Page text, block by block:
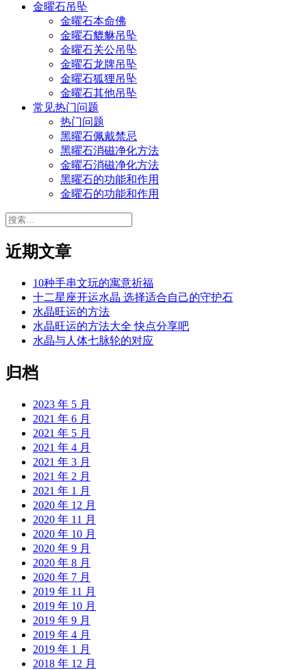
金曜石吊坠
金曜石本命佛
金曜石貔貅吊坠
金曜石关公吊坠
金曜石龙牌吊坠
金曜石狐狸吊坠
金曜石其他吊坠
常见热门问题
热门问题
黑曜石佩戴禁忌
黑曜石消磁净化方法
金曜石消磁净化方法
黑曜石的功能和作用
金曜石的功能和作用
搜
近期文章
10种手串文玩的寓意祈福
十二星座开运水晶 选择适合自己的守护石
水晶旺运的方法
水晶旺运的方法大全 快点分享吧
水晶与人体七脉轮的对应
归档
2023 年 5 月
2021 年 6 月
2021 年 5 月
2021 年 4 月
2021 年 3 月
2021 年 2 月
2021 年 1 月
2020 年 12 月
2020 年 11 月
2020 年 10 月
2020 年 9 月
2020 年 8 月
2020 年 7 月
2019 年 11 月
2019 年 10 月
2019 年 9 月
2019 年 4 月
2019 年 1 月
2018 年 12 月